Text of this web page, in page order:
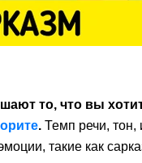
то, что вы
. Темп речи, тон,
такие как